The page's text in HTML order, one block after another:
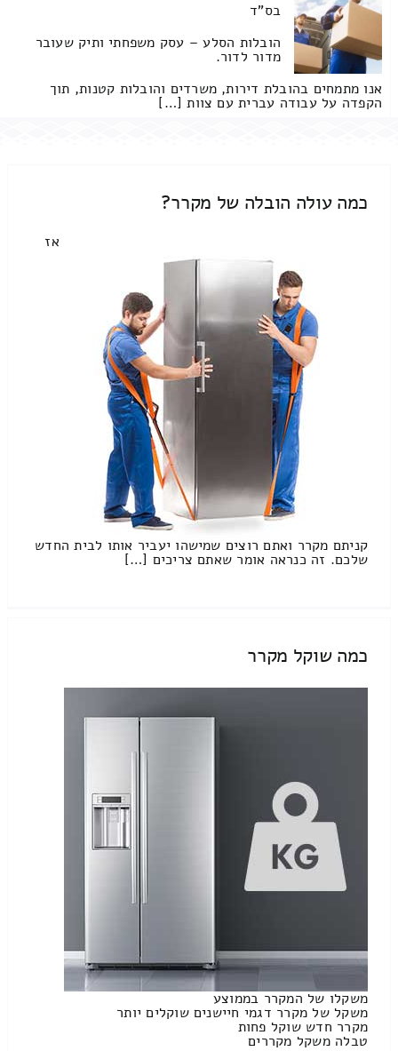
בס"ד
הובלות הסלע – עסק משפחתי ותיק שעובר
מדור לדור.
אנו מתמחים בהובלת דירות, משרדים והובלות קטנות, תוך
הקפדה על עבודה עברית עם צוות […]
כמה עולה הובלה של מקרר?
אז
קניתם מקרר ואתם רוצים שמישהו יעביר אותו לבית החדש
שלכם. זה כנראה אומר שאתם צריכים […]
כמה שוקל מקרר
משקלו של המקרר בממוצע
משקל של מקרר דגמי חיישנים שוקלים יותר
מקרר חדש שוקל פחות
טבלה משקל מקררים